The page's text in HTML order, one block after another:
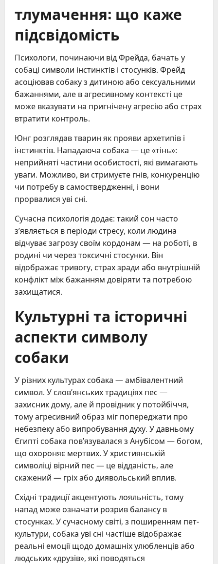
тлумачення: що каже
підсвідомість
Психологи, починаючи від Фрейда, бачать у
собаці символи інстинктів і стосунків. Фрейд
асоціював собаку з дитиною або сексуальними
бажаннями, але в агресивному контексті це
може вказувати на пригнічену агресію або страх
втратити контроль.
Юнг розглядав тварин як прояви архетипів і
інстинктів. Нападаюча собака — це «тінь»:
неприйняті частини особистості, які вимагають
уваги. Можливо, ви стримуєте гнів, конкуренцію
чи потребу в самоствердженні, і вони
прорвалися уві сні.
Сучасна психологія додає: такий сон часто
з’являється в періоди стресу, коли людина
відчуває загрозу своїм кордонам — на роботі, в
родині чи через токсичні стосунки. Він
відображає тривогу, страх зради або внутрішній
конфлікт між бажанням довіряти та потребою
захищатися.
Культурні та історичні
аспекти символу
собаки
У різних культурах собака — амбівалентний
символ. У слов’янських традиціях пес —
захисник дому, але й провідник у потойбіччя,
тому агресивний образ міг попереджати про
небезпеку або випробування духу. У давньому
Єгипті собака пов’язувалася з Анубісом — богом,
що охороняє мертвих. У християнській
символіці вірний пес — це відданість, але
скажений — гріх або диявольський вплив.
Східні традиції акцентують лояльність, тому
напад може означати розрив балансу в
стосунках. У сучасному світі, з поширенням пет-
культури, собака уві сні частіше відображає
реальні емоції щодо домашніх улюбленців або
людських «друзів», які поводяться